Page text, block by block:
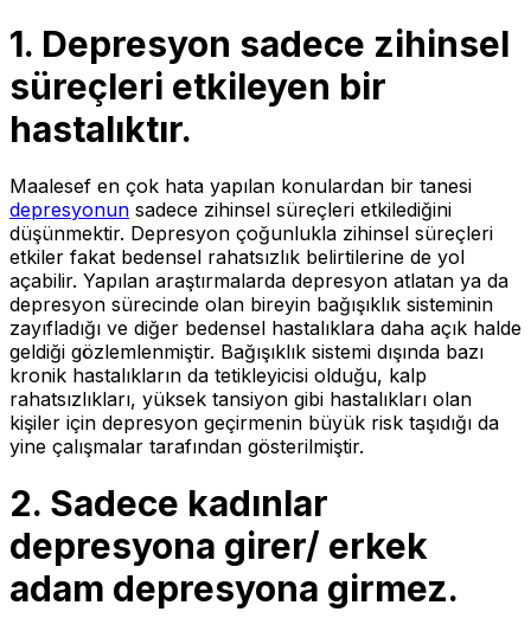
1. Depresyon sadece zihinsel
süreçleri etkileyen bir
hastalıktır.
Maalesef en çok hata yapılan konulardan bir tanesi
depresyonun sadece zihinsel süreçleri etkilediğini
düşünmektir. Depresyon çoğunlukla zihinsel süreçleri
etkiler fakat bedensel rahatsızlık belirtilerine de yol
açabilir. Yapılan araştırmalarda depresyon atlatan ya da
depresyon sürecinde olan bireyin bağışıklık sisteminin
zayıfladığı ve diğer bedensel hastalıklara daha açık halde
geldiği gözlemlenmiştir. Bağışıklık sistemi dışında bazı
kronik hastalıkların da tetikleyicisi olduğu, kalp
rahatsızlıkları, yüksek tansiyon gibi hastalıkları olan
kişiler için depresyon geçirmenin büyük risk taşıdığı da
yine çalışmalar tarafından gösterilmiştir.
2. Sadece kadınlar
depresyona girer/ erkek
adam depresyona girmez.